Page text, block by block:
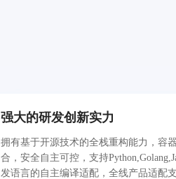
强大的研发创新实力
拥有基于开源技术的全栈重构能力，容
合，安全自主可控，支持
发语言的自主编译适配，全线产品适配支